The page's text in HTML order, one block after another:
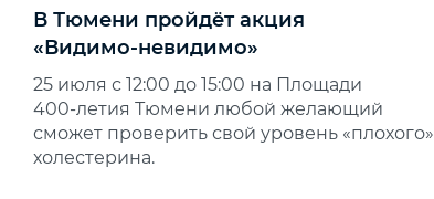
В Тюмени пройдёт акция
«Видимо‑невидимо»
25 июля с 12:00 до 15:00 на Площади
400‑летия Тюмени любой желающий
сможет проверить свой уровень «плохого»
холестерина.